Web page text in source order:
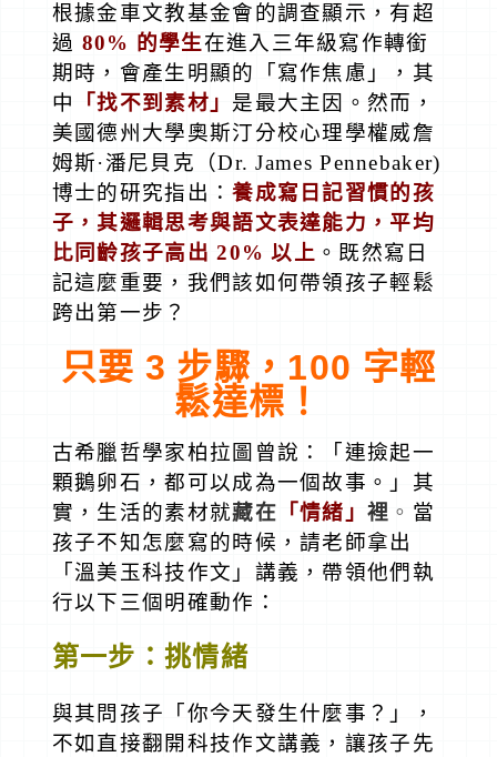
根據金車文教基金會的調查顯示，有超
過 80% 的學生在進入三年級寫作轉銜
期時，會產生明顯的「寫作焦慮」，其
中
「找不到素材」 是最大主因。然而，
美國德州大學奧斯汀分校心理學權威詹
姆斯·潘尼貝克（Dr. James Pennebaker)
博士的研究指出：養成寫日記習慣的孩
子，其邏輯思考與語文表達能力，平均
比同齡孩子高出 20% 以上 。既然寫日
記這麼重要，我們該如何帶領孩子輕鬆
跨出第一步？
只要 3 步驟， 100 字輕
鬆達標！
古希臘哲學家柏拉圖曾說：「連撿起一
顆鵝卵石，都可以成為一個故事。」其
實，生活的素材就藏在 「情緒」裡 。 當
孩子不知怎麼寫的時候，請老師拿出
「溫美玉科技作文」講義，帶領他們執
行以下三個明確動作：
第一步：挑情緒
與其問孩子「你今天發生什麼事？」，
不如直接翻開科技作文講義，讓孩子先